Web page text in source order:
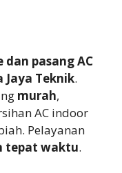
dan pasang AC
Jaya Teknik.
murah,
AC indoor
Pelayanan
tepat waktu.